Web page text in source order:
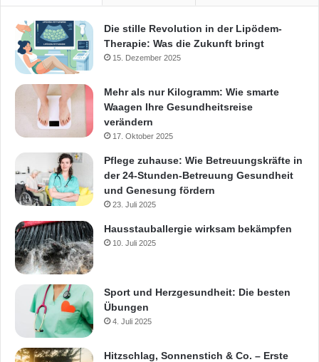
Die stille Revolution in der Lipödem-
Therapie: Was die Zukunft bringt
15. Dezember 2025
Mehr als nur Kilogramm: Wie smarte
Waagen Ihre Gesundheitsreise
verändern
17. Oktober 2025
Pflege zuhause: Wie Betreuungskräfte in
der 24-Stunden-Betreuung Gesundheit
und Genesung fördern
23. Juli 2025
Hausstauballergie wirksam bekämpfen
10. Juli 2025
Sport und Herzgesundheit: Die besten
Übungen
4. Juli 2025
Hitzschlag, Sonnenstich & Co. – Erste